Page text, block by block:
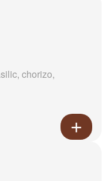
chorizo,